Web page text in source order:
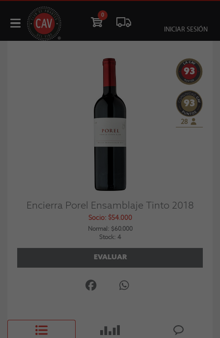
0
INICIAR SESIÓN
93
93
28
Encierra Porel Ensamblaje Tinto 2018
Socio: $54.000
Normal: $60.000
Stock: 4
EVALUAR